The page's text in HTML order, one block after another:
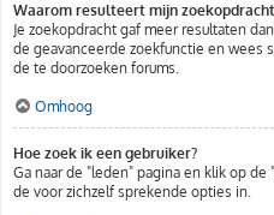
Waarom resulteert mijn
Je zoekopdracht gaf meer resultaten
de geavanceerde zoekfunctie en wees
de te doorzoeken forums.
Omhoog
Hoe zoek ik een gebruiker?
Ga naar de "leden" pagina en klik op
de voor zichzelf sprekende opties in.